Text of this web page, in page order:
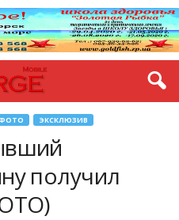
ЭКСКЛЮЗИВ
получил